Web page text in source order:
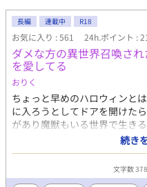
ドの体臭はちょっと甘くてス
で、またたびのような、たま
になってしまった子猫のノワ
帰りされてしまう。 お湯がた
綺麗に洗ってもらい、ふわふ
ドで、コンラッドと一緒に眠
が？！ ずっと、こうして、
※美形で怖いけど子猫にめろ
黒神教団教祖で黒ハチワレ白
Geminiで作成しました ※R18
長編 連載中 R18
お気に入り : 561 24h.ポイント : 21
ダメな方の異世界召喚さ
を愛してる
おりく
ちょっと早めのハロウィンと
に入ろうとしてドアを開けた
があり魔獣もいる世界で生き
が、特大の問題があった 転移
が存在しなかったのだ クリー
無い！ 風呂文化がない事が
呂を普及するべく行動に出る
続き
文字数